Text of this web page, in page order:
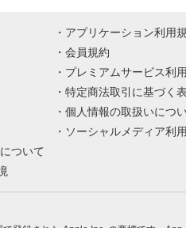
ついて
アプリケーション利用
会員規約
プレミアムサービス利
特定商法取引に基づく
個人情報の取扱いにつ
ソーシャルメディア利